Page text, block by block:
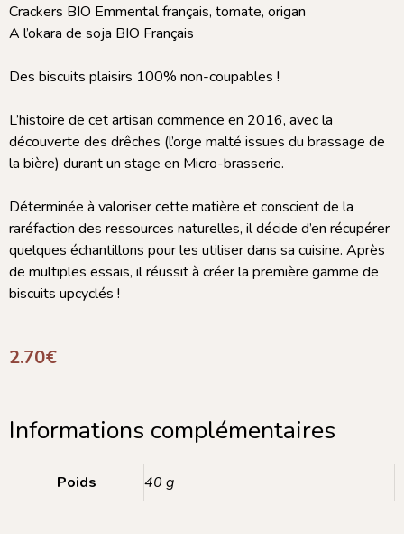
Crackers BIO Emmental français, tomate, origan
A l’okara de soja BIO Français
Des biscuits plaisirs 100% non-coupables !
L’histoire de cet artisan commence en 2016, avec la
découverte des drêches (l’orge malté issues du brassage de
la bière) durant un stage en Micro-brasserie.
Déterminée à valoriser cette matière et conscient de la
raréfaction des ressources naturelles, il décide d’en récupérer
quelques échantillons pour les utiliser dans sa cuisine. Après
de multiples essais, il réussit à créer la première gamme de
biscuits upcyclés !
2.70€
Informations complémentaires
Poids 40 g